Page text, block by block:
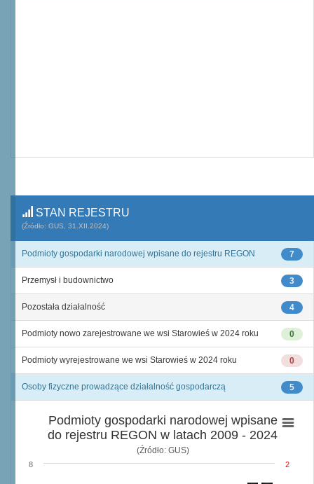
STAN REJESTRU
(Źródło: GUS, 31.XII.2024)
7
Podmioty gospodarki narodowej wpisane do rejestru REGON
3
Przemysł i budownictwo
4
Pozostała działalność
0
Podmioty nowo zarejestrowane we wsi Starowieś w 2024 roku
0
Podmioty wyrejestrowane we wsi Starowieś w 2024 roku
5
Osoby fizyczne prowadzące działalność gospodarczą
Podmioty gospodarki narodowej wpisane
do rejestru REGON w latach 2009 - 2024
(Źródło: GUS)
8 2